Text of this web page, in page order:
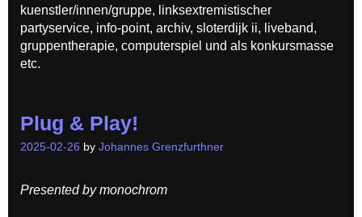
kuenstler/innen/gruppe, linksextremistischer
partyservice, info-point, archiv, sloterdijk ii, liveband,
gruppentherapie, computerspiel und als konkursmasse
etc.
Plug & Play!
2025-02-26 by Johannes Grenzfurthner
Presented by monochrom